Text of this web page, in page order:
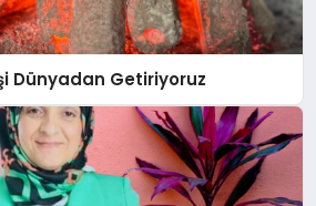
Dünyadan Getiriyoruz